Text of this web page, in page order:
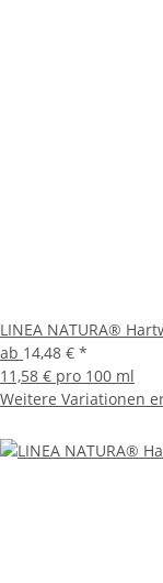
LINEA NATURA®
ab 14,48 € *
11,58 € pro 100 ml
Weitere Variationen